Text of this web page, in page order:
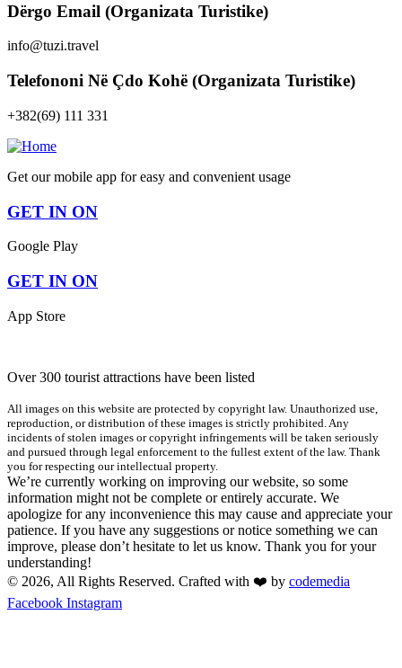
Dërgo Email (Organizata Turistike)
info@tuzi.travel
Telefononi Në Çdo Kohë (Organizata Turistike)
+382(69) 111 331
Get our mobile app for easy and convenient usage
GET IN ON
Google Play
GET IN ON
App Store
Over 300 tourist attractions have been listed
All images on this website are protected by copyright law. Unauthorized use,
reproduction, or distribution of these images is strictly prohibited. Any
incidents of stolen images or copyright infringements will be taken seriously
and pursued through legal enforcement to the fullest extent of the law. Thank
you for respecting our intellectual property.
We’re currently working on improving our website, so some
information might not be complete or entirely accurate. We
apologize for any inconvenience this may cause and appreciate your
patience. If you have any suggestions or notice something we can
improve, please don’t hesitate to let us know. Thank you for your
understanding!
© 2026, All Rights Reserved. Crafted with ❤️ by codemedia
Facebook Instagram